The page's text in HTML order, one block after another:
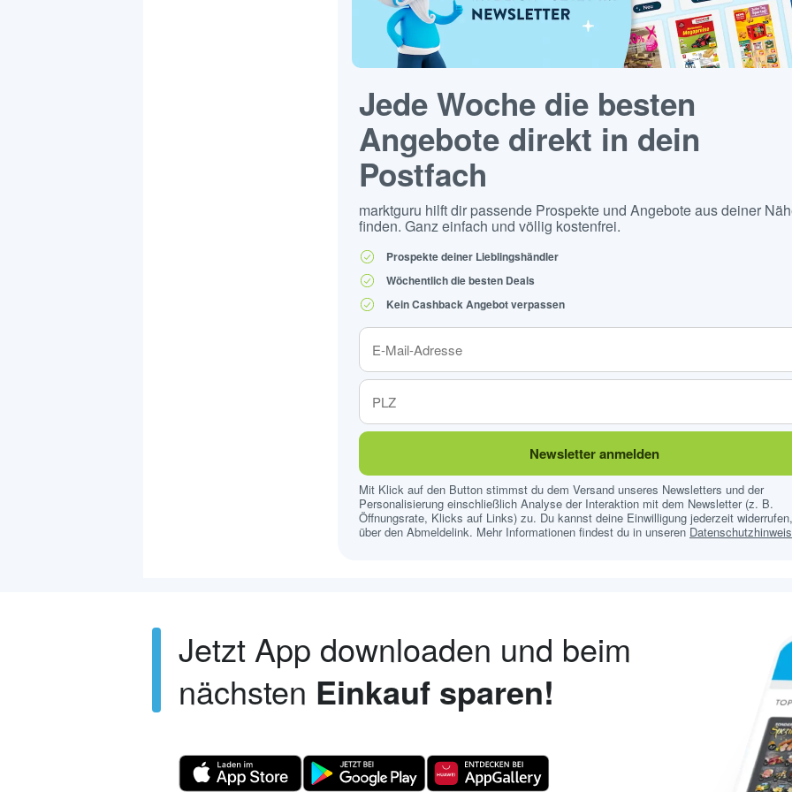
Jede Woche die besten
Angebote direkt in dein
Postfach
marktguru hilft dir passende Prospekte und Angebote aus deiner
finden. Ganz einfach und völlig kostenfrei.
Prospekte deiner Lieblingshändler
Wöchentlich die besten Deals
Kein Cashback Angebot verpassen
Newsletter anmelden
Mit Klick auf den Button stimmst du dem Versand unseres Newsletters und der
Personalisierung einschließlich Analyse der Interaktion mit dem Newsletter (z. B.
Öffnungsrate, Klicks auf Links) zu. Du kannst deine Einwilligung jederzeit
über den Abmeldelink. Mehr Informationen findest du in unseren
Jetzt App downloaden und beim
nächsten Einkauf sparen!